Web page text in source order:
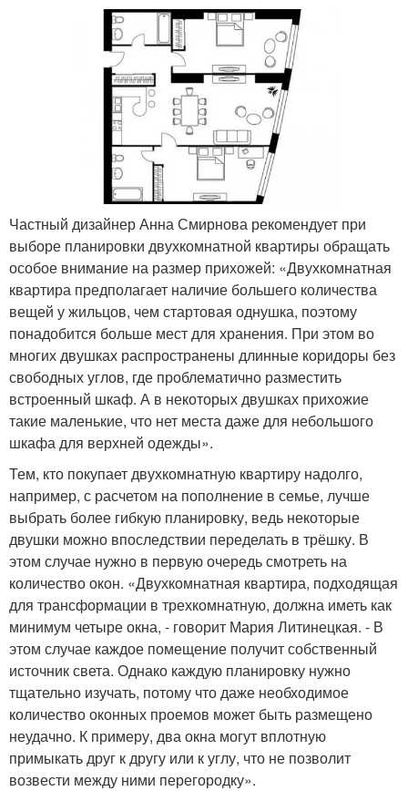
Частный дизайнер Анна Смирнова рекомендует при
выборе планировки двухкомнатной квартиры обращать
особое внимание на размер прихожей: «Двухкомнатная
квартира предполагает наличие большего количества
вещей у жильцов, чем стартовая однушка, поэтому
понадобится больше мест для хранения. При этом во
многих двушках распространены длинные коридоры без
свободных углов, где проблематично разместить
встроенный шкаф. А в некоторых двушках прихожие
такие маленькие, что нет места даже для небольшого
шкафа для верхней одежды».
Тем, кто покупает двухкомнатную квартиру надолго,
например, с расчетом на пополнение в семье, лучше
выбрать более гибкую планировку, ведь некоторые
двушки можно впоследствии переделать в трёшку. В
этом случае нужно в первую очередь смотреть на
количество окон. «Двухкомнатная квартира, подходящая
для трансформации в трехкомнатную, должна иметь как
минимум четыре окна, - говорит Мария Литинецкая. - В
этом случае каждое помещение получит собственный
источник света. Однако каждую планировку нужно
тщательно изучать, потому что даже необходимое
количество оконных проемов может быть размещено
неудачно. К примеру, два окна могут вплотную
примыкать друг к другу или к углу, что не позволит
возвести между ними перегородку».